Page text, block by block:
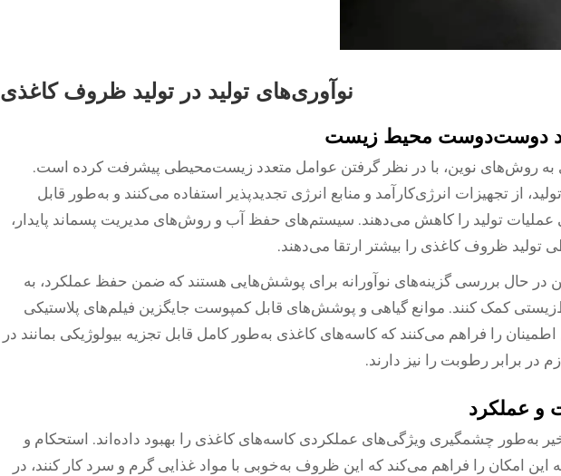
نوآوری‌های تولید در تولید ظروف کاغذی
دوست‌دوست محیط زیست
به روش‌های نوین، با در نظر گرفتن عوامل متعدد زیست‌محیطی پیشرفت کرده است.
از تجهیزات انرژی‌کارآمد و منابع انرژی تجدیدپذیر استفاده می‌کنند و به‌طور قابل
عملیات تولید را کاهش می‌دهند. سیستم‌های حفظ آب و روش‌های مدیریت پسماند پایدار،
ظروف کاغذی را بیشتر ارتقا می‌دهند.
در حال بررسی گزینه‌های نوآورانه برای پوشش‌هایی هستند که ضمن حفظ عملکرد، به
کمک کنند. موانع گیاهی و پوشش‌های قابل کمپوست جایگزین فیلم‌های پلاستیکی
را فراهم می‌کنند که کاسه‌های کاغذی به‌طور کامل قابل تجزیه بیولوژیکی بمانند در
در برابر رطوبت را نیز دارند.
و عملکرد
به‌طور چشمگیری ویژگی‌های عملکردی کاسه‌های کاغذی را بهبود داده‌اند. استحکام و
این امکان را فراهم می‌کند که این ظروف به‌خوبی با مواد غذایی گرم و سرد کار کنند، در